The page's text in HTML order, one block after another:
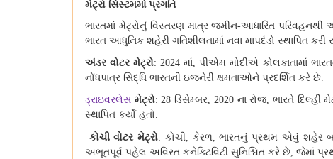
મેટ્રો સિસ્ટમમાં પ્રગતિ
ભારતમાં મેટ્રોનું વિસ્તરણ માત્ર જમીન-આધારિત
ભારત આધુનિક શહેરી ગતિશીલતામાં નવા માપદંડો સ્થાપિત કરી
અંડર વોટર મેટ્રો: 2024માં, પીએમ મોદીએ કોલકાતામાં
નોંધપાત્ર સિદ્ધિ ભારતની ઇજનેરી ક્ષમતાઓને પ્રદર્શિત કરે છે.
ડ્રાઇવરલેસ મેટ્રો: 28 ડિસેમ્બર, 2020 ના રોજ,ભારતે દિલ્હી
સ્થાપિત કર્યો હતો.
કોચી વોટર મેટ્રો: કોચી, કેરળ,ભારતનું પ્રથમ એવું શહેર
અભૂતપૂર્વ પહેલ અવિરત કનેક્ટિવિટી સુનિશ્ચિત કરે છે, જેમાં